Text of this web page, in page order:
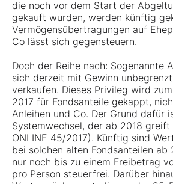
die noch vor dem Start der
gekauft wurden, werden künftig
Vermögensübertragungen auf
Co lässt sich gegensteuern.
Doch der Reihe nach: Sogenannte
sich derzeit mit Gewinn
verkaufen. Dieses Privileg wird
2017 für Fondsanteile gekappt,
Anleihen und Co. Der Grund dafür
Systemwechsel, der ab 2018 greift
ONLINE 45/2017). Künftig sind
bei solchen alten Fondsanteilen ab
nur noch bis zu einem Freibetrag
pro Person steuerfrei. Darüber